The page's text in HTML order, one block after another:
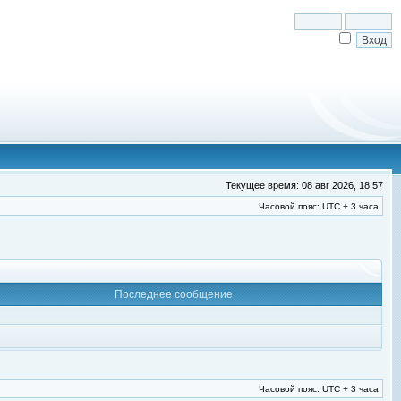
Текущее время: 08 авг 2026, 18:57
Часовой пояс: UTC + 3 часа
Последнее сообщение
Часовой пояс: UTC + 3 часа